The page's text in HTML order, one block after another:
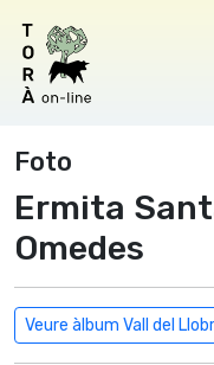
Foto
Ermita
Omedes
Veure àlbum Vall del